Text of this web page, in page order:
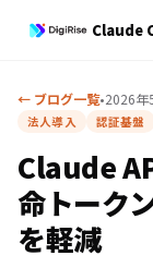
Claude
← ブログ一覧•2026年
法人導入
認証基盤
Claude
命トーク
を軽減